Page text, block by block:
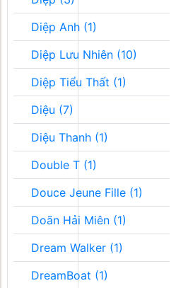
Diệp Anh (1)
Diệp Lưu Nhiên (10)
Diệp Tiểu Thất (1)
Diệu (7)
Diệu Thanh (1)
Double T (1)
Douce Jeune Fille (1)
Doãn Hải Miên (1)
Dream Walker (1)
DreamBoat (1)